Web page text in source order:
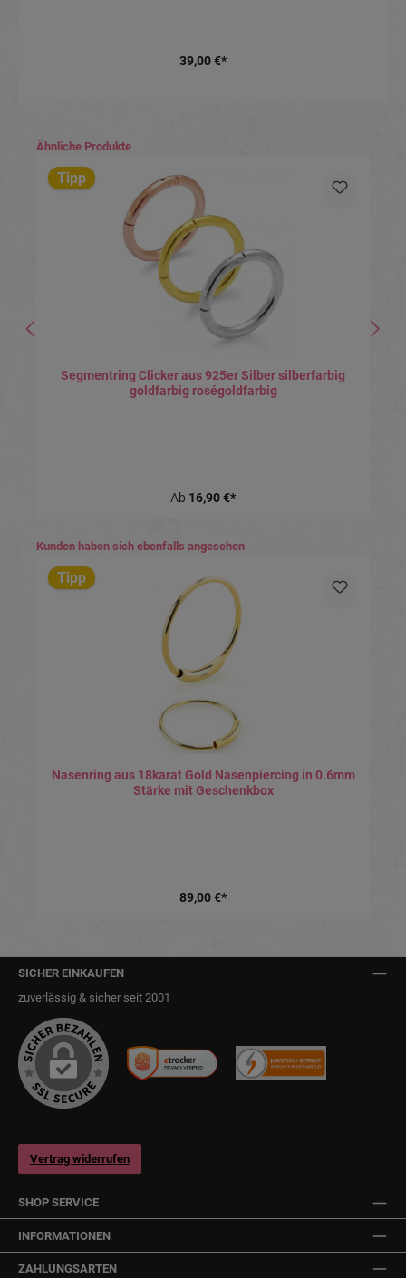
39,00 €*
Produktgalerie überspringen
Ähnliche Produkte
Tipp
Segmentring Clicker aus 925er Silber silberfarbig
goldfarbig roségoldfarbig
Ab 16,90 €*
Produktgalerie überspringen
Kunden haben sich ebenfalls angesehen
Tipp
Nasenring aus 18karat Gold Nasenpiercing in 0.6mm
Stärke mit Geschenkbox
89,00 €*
SICHER EINKAUFEN
zuverlässig & sicher seit 2001
Vertrag widerrufen
SHOP SERVICE
INFORMATIONEN
ZAHLUNGSARTEN